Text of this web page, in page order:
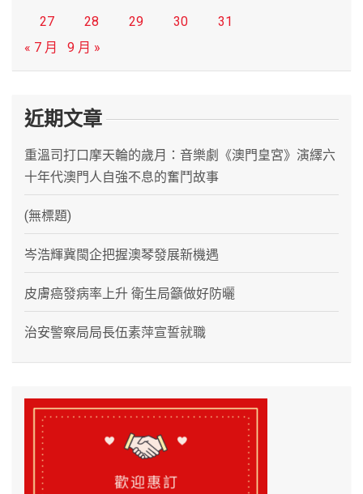
27
28 29 30
31
« 7 月
9 月 »
近期文章
重溫司打口摩天輪的歲月：音樂劇《澳門皇宮》演繹六
十年代澳門人自強不息的奮鬥故事
(無標題)
岑浩輝冀閩企把握澳琴發展新機遇
皮膚癌發病率上升 衛生局籲做好防曬
治安警察局局長伍素萍宣誓就職